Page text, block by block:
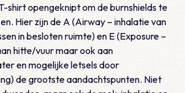
shirt opengeknipt om de burnshields te
Hier zijn de A (Airway – inhalatie van
in besloten ruimte) en E (Exposure –
hitte/vuur maar ook aan
en mogelijke letsels door
de grootste aandachtspunten. Niet